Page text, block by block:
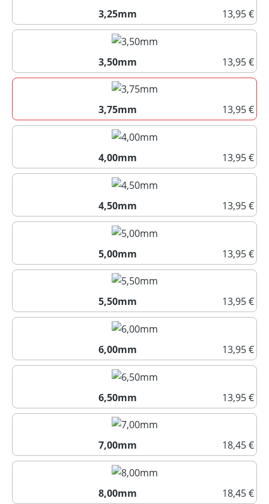
3,25mm
13,95 €
3,25mm
3,50mm
13,95 €
3,50mm
3,75mm
13,95 €
3,75mm
4,00mm
13,95 €
4,00mm
4,50mm
13,95 €
4,50mm
5,00mm
13,95 €
5,00mm
5,50mm
13,95 €
5,50mm
6,00mm
13,95 €
6,00mm
6,50mm
13,95 €
6,50mm
7,00mm
18,45 €
7,00mm
8,00mm
18,45 €